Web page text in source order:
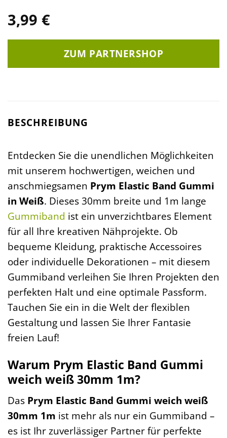
3,99 €
ZUM PARTNERSHOP
BESCHREIBUNG
Entdecken Sie die unendlichen Möglichkeiten
mit unserem hochwertigen, weichen und
anschmiegsamen Prym Elastic Band Gummi
in Weiß. Dieses 30mm breite und 1m lange
Gummiband ist ein unverzichtbares Element
für all Ihre kreativen Nähprojekte. Ob
bequeme Kleidung, praktische Accessoires
oder individuelle Dekorationen – mit diesem
Gummiband verleihen Sie Ihren Projekten den
perfekten Halt und eine optimale Passform.
Tauchen Sie ein in die Welt der flexiblen
Gestaltung und lassen Sie Ihrer Fantasie
freien Lauf!
Warum Prym Elastic Band Gummi
weich weiß 30mm 1m?
Das Prym Elastic Band Gummi weich weiß
30mm 1m ist mehr als nur ein Gummiband –
es ist Ihr zuverlässiger Partner für perfekte